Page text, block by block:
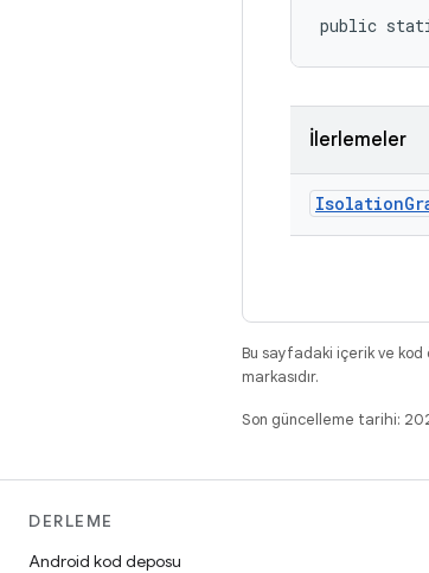
public
İlerlemeler
Isolation
Bu sayfadaki içerik ve kod
markasıdır.
Son güncelleme tarihi:
DERLEME
Android kod deposu